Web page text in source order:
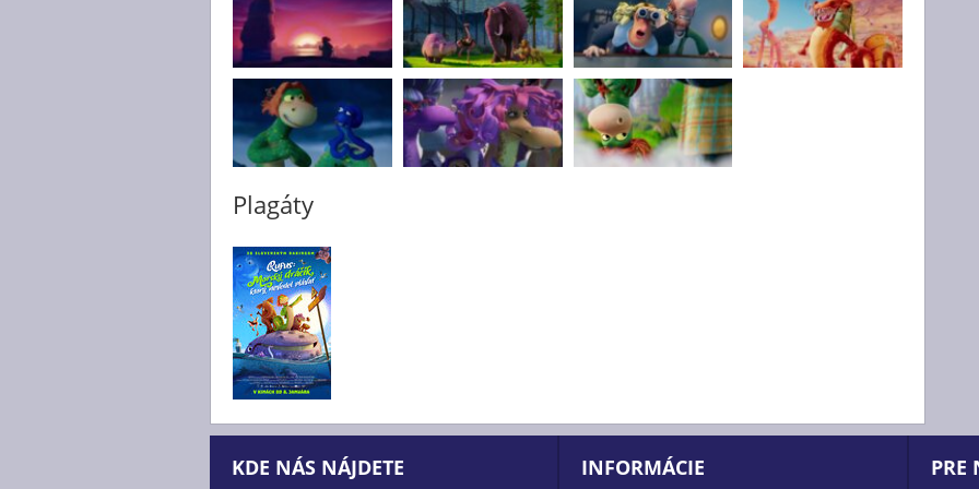
Plagáty
KDE NÁS NÁJDETE INFORMÁCIE PRE